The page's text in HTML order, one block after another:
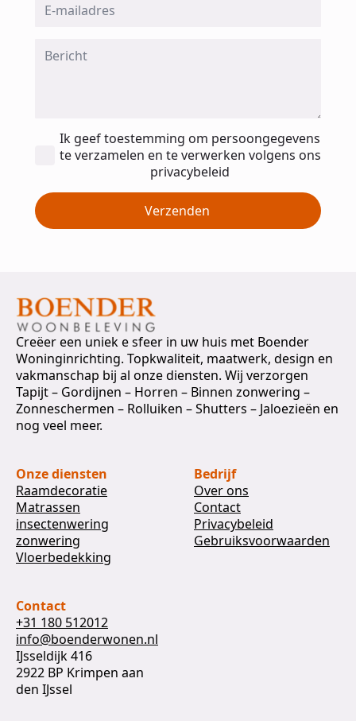
Toestemming
Ik geef toestemming om persoongegevens
te verzamelen en te verwerken volgens ons
privacybeleid
Verzenden
Creëer een uniek e sfeer in uw huis met Boender
Woninginrichting. Topkwaliteit, maatwerk, design en
vakmanschap bij al onze diensten. Wij verzorgen
Tapijt – Gordijnen – Horren – Binnen zonwering –
Zonneschermen – Rolluiken – Shutters – Jaloezieën en
nog veel meer.
Onze diensten
Raamdecoratie
Matrassen
insectenwering
zonwering
Vloerbedekking
Bedrijf
Over ons
Contact
Privacybeleid
Gebruiksvoorwaarden
Contact
+31 180 512012
info@boenderwonen.nl
IJsseldijk 416
2922 BP Krimpen aan
den IJssel